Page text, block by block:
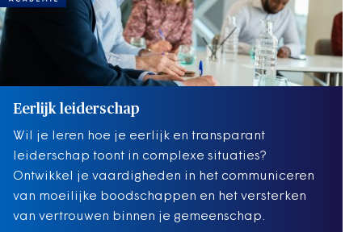
Eerlijk leiderschap
Wil je leren hoe je eerlijk en transparant
leiderschap toont in complexe situaties?
Ontwikkel je vaardigheden in het communiceren
van moeilijke boodschappen en het versterken
van vertrouwen binnen je gemeenschap.